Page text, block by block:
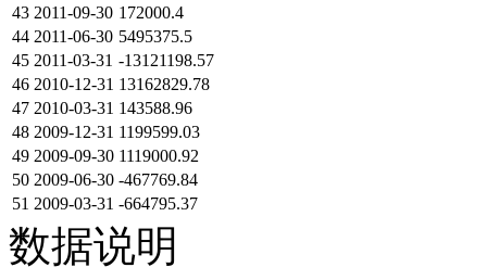
43 2011-09-30 172000.4
44 2011-06-30 5495375.5
45 2011-03-31 -13121198.57
46 2010-12-31 13162829.78
47 2010-03-31 143588.96
48 2009-12-31 1199599.03
49 2009-09-30 1119000.92
50 2009-06-30 -467769.84
51 2009-03-31 -664795.37
数据说明